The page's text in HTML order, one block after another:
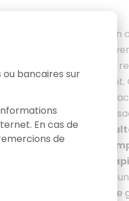
et ne saurait en aucun
d’achat ou de
formulées
révisées
financiers et leurs
l’actif du FCP Gay-
préjugent pas des
constantes dans le
ou partielle du
Gestion peut avoir
notre politique
bancaires sur
En cas de
de